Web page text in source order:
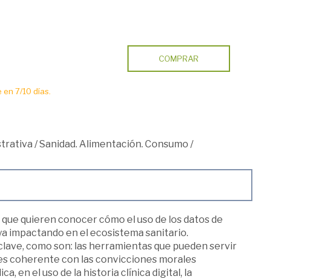
en 7/10 días.
COMPRAR
/Sanidad. Alimentación. Consumo /
quieren conocer cómo el uso de los datos de
impactando en el ecosistema sanitario.
como son: las herramientas que pueden servir
coherente con las convicciones morales
en el uso de la historia clínica digital, la